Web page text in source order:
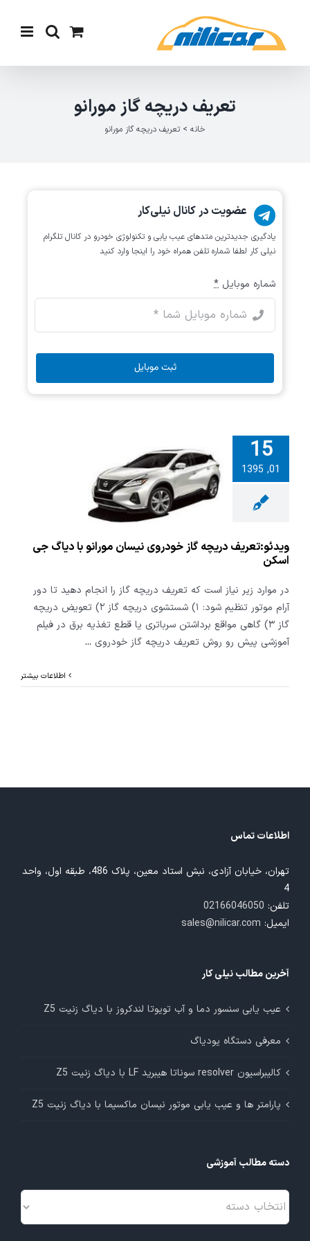
content
تعریف دریچه گاز مورانو
خانه > تعریف دریچه گاز مورانو
15
01, 1395دریچه
نیسان
با دیاگ جی
ویدئو:تعریف دریچه گاز خودروی نیسان مورانو با دیاگ جی
اسکن
در موارد زیر نیاز است که تعریف دریچه گاز را انجام دهید تا دور
آرام موتور تنظیم شود: ۱) شستشوی دریچه گاز ۲) تعویض دریچه
گاز ۳) گاهی مواقع برداشتن سرباتری یا قطع تغذیه برق در فیلم
آموزشی پیش رو روش تعریف دریچه گاز خودروی ...
اطلاعات بیشتر
عضویت در کانال نیلی‌کار
یادگیری جدیدترین متد‌های عیب یابی‌ و تکنولوژی خودرو در کانال تلگرام
نیلی کار لطفا شماره تلفن همراه خود را اینجا وارد کنید
شماره موبایل *
ثبت موبایل
اطلاعات تماس
تهران، خیابان آزادی، نبش استاد معین، پلاک 486، طبقه اول، واحد
4
تلفن: 02166046050
ایمیل: sales@nilicar.com
آخرین مطالب نیلی کار
عیب یابی سنسور دما و آب تویوتا لندکروز با دیاگ زنیت Z5
معرفی دستگاه یودیاگ
کالیبراسیون resolver سوناتا هیبرید LF با دیاگ زنیت Z5
پارامتر ها و عیب یابی موتور نیسان ماکسیما با دیاگ زنیت Z5
دسته مطالب آموزشی
دسته